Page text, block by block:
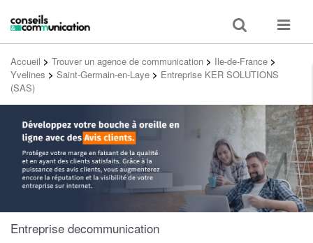
Toggle
search
Toggle
Accueil > Trouver un agence de communication > Ile-de-France >
Yvelines > Saint-Germain-en-Laye > Entreprise KER SOLUTIONS
(SAS)
Entreprise decommunication